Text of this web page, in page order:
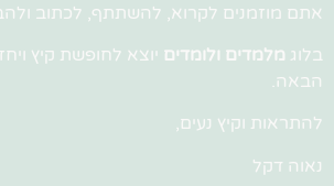
אתם מוזמנים לקרוא, להשתתף, לכתוב
בלוג מלמדים ולומדים יוצא לחופשת קיץ
הבאה.
להתראות וקיץ נעים,
נאוה דקל